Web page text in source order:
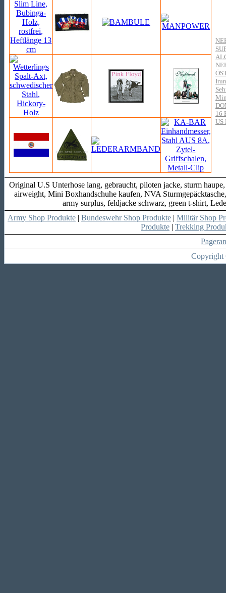
16
US
Original U.S Unterhose lang, gebraucht, piloten jacke, sturm
airweight, Mini Boxhandschuhe kaufen, NVA
army surplus, feldjacke schwarz, green t-shirt,
Army Shop Produkte | Bundeswehr Shop Produkte | Militär Shop
Produkte | Trekking